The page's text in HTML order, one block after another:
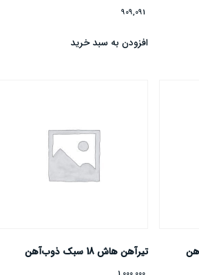
909,091
افزودن به سبد خرید
تیرآهن هاش 18 سبک ذوب‌آهن